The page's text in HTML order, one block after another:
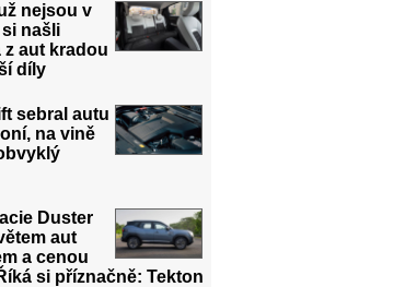
nejsou v
našli
aut kradou
díly
sebral autu
na vině
Duster
aut
a cenou
si příznačně: Tekton